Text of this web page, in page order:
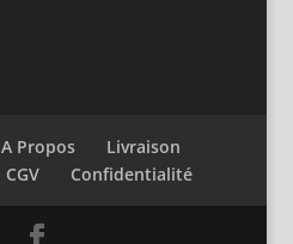
A Propos
Livraison
CGV Confidentialité